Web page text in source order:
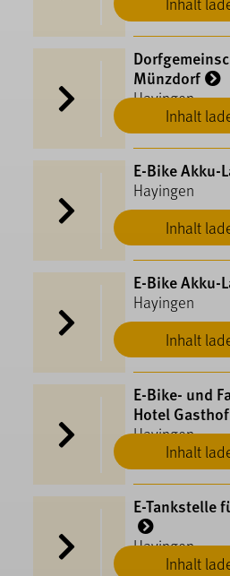
Inhalt
Münzdorf
Hayingen
Inhalt
E-Bike Akku-
Hayingen
Inhalt
E-Bike Akku-
Hayingen
Inhalt
E-Bike- und
Hotel
Hayingen
Inhalt
E-Tankstelle
Hayingen